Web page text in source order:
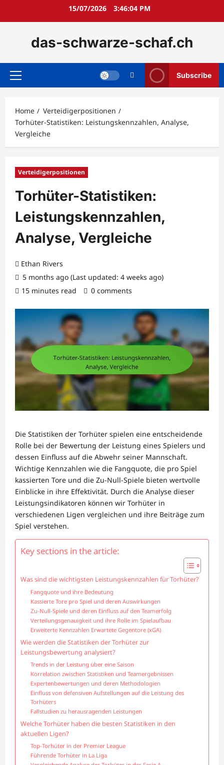
15/07/2026 3:46:05 PM
das-schwarze-schaf.ch
Primary
Subscribe
Home
Verteidigerpositionen
Torhüter-Statistiken: Leistungskennzahlen, Analyse,
Vergleiche
Verteidigerpositionen
Torhüter-Statistiken:
Leistungskennzahlen,
Analyse, Vergleiche
Ethan Rivers
5 months ago (Last updated: 4 weeks ago)
15 minutes read
0 comments
Die Statistiken der Torhüter spielen eine entscheidende
Rolle bei der Bewertung der Leistung eines Spielers und
dessen Einfluss auf die Abwehr seiner Mannschaft.
Wichtige Kennzahlen wie die Fangquote, die pro Spiel
kassierten Tore und die Zu-Null-Spiele bieten wertvolle
Einblicke in ihre Effektivität. Durch die Analyse dieser
Leistungsindikatoren können wir Torhüter in
verschiedenen Ligen vergleichen und ihre Beiträge zum
Spiel verstehen.
Key sections in the article:
Was sind die wichtigsten Leistungskennzahlen für Torhüter?
Fangquote und ihre Bedeutung
Kassierte Tore pro Spiel und deren Auswirkungen
Zu-Null-Spiele und deren Einfluss auf den Teamerfolg
Verteilungsgenauigkeit und ihre Rolle im Spielaufbau
Erweiterte Kennzahlen Erwartete Gegentore (xGA)
Wie werden die Statistiken der Torhüter zur
Leistungsbewertung analysiert?
Trends in der Leistung über eine Saison
Korrelation zwischen Statistiken und Teamergebnissen
Expertenbewertungen und deren Methodologien
Einfluss von defensiven Aufstellungen auf die Leistung des
Torhüters
Fallstudien zu herausragenden Leistungen
Welche Torhüter haben die besten Statistiken in den
aktuellen Ligen?
Top-Torhüter in der Premier League
Führende Torhüter in La Liga